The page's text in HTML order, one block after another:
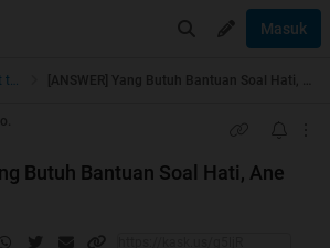
Masuk
Heart to Heart
Butuh Bantuan Soal Hati, Ane